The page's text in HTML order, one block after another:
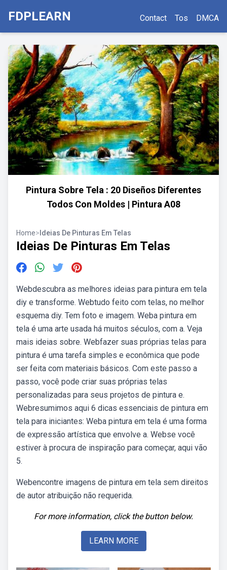
FDPLEARN Contact Tos DMCA
Pintura Sobre Tela : 20 Diseños Diferentes
Todos Con Moldes | Pintura A08
Home> Ideias De Pinturas Em Telas
Ideias De Pinturas Em Telas
Webdescubra as melhores ideias para pintura em tela
diy e transforme. Webtudo feito com telas, no melhor
esquema diy. Tem foto e imagem. Weba pintura em
tela é uma arte usada há muitos séculos, com a. Veja
mais ideias sobre. Webfazer suas próprias telas para
pintura é uma tarefa simples e econômica que pode
ser feita com materiais básicos. Com este passo a
passo, você pode criar suas próprias telas
personalizadas para seus projetos de pintura e.
Webresumimos aqui 6 dicas essenciais de pintura em
tela para iniciantes: Weba pintura em tela é uma forma
de expressão artística que envolve a. Webse você
estiver à procura de inspiração para começar, aqui vão
5.
Webencontre imagens de pintura em tela sem direitos
de autor atribuição não requerida.
For more information, click the button below.
LEARN MORE